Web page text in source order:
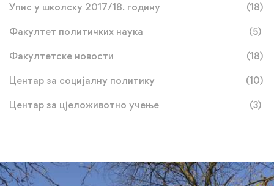
Упис у школску 2017/18. годину (18)
Факултет политичких наука (5)
Факултетске новости (18)
Центар за социјалну политику (10)
Центар за цјеложивотно учење (3)